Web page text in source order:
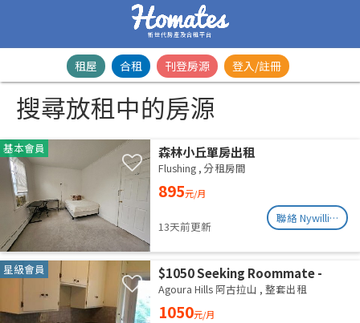
新世代房產及合租平台
租屋 合租 刊登房源 登入/註冊
搜尋放租中的房源
基本會員 森林小丘單房出租
Flushing , 分租房間
895元/月
13天前更新
聯絡 Nywilliam
星級會員
$1050 Seeking Roommate -
Spacious 2 bed/2 bath
available ASAP!
Agoura Hills 阿古拉山 , 整套出租
1050元/月